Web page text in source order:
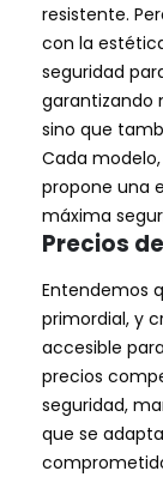
resistente.
con la
seguridad
garantizando
sino que
Cada
propone una
máxima
Precios
Entendemos
primordial, y
accesible
precios
seguridad,
que se